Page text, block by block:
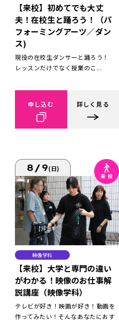
【来校】初めてでも大丈
夫！在校生と踊ろう！（パ
フォーミングアーツ／ダン
ス)
現役の在校生ダンサーと踊ろう！
レッスンだけでなく授業のこ...
申し込む 詳しく見る
8/9(日)
映像学科
【来校】大学と専門の違い
がわかる！映像のお仕事解
説講座（映像学科）
テレビが好き！映画が好き！動画を
作ってみたい！そんなあなたにおす